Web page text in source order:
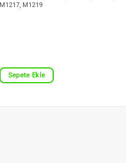
M1217, M1219
Sepete Ekle